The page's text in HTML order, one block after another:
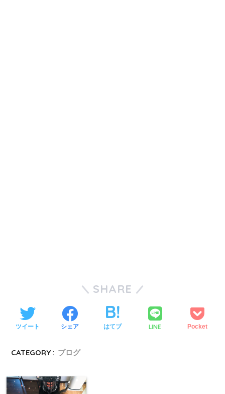
SHARE
ツイート シェア はてブ LINE Pocket
CATEGORY : ブログ